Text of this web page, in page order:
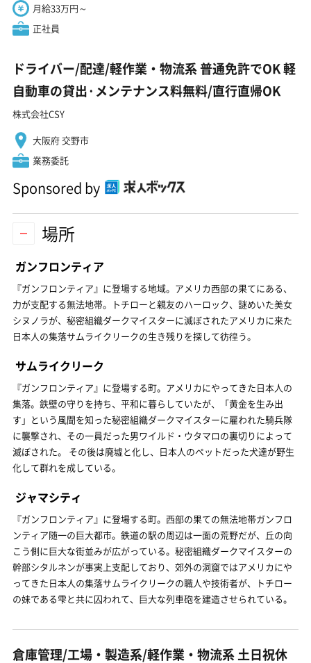
月給33万円～
正社員
ドライバー/配達/軽作業・物流系 普通免許でOK 軽
自動車の貸出·メンテナンス料無料/直行直帰OK
株式会社CSY
大阪府 交野市
業務委託
Sponsored by
場所
ガンフロンティア
『ガンフロンティア』に登場する地域。アメリカ西部の果てにある、
力が支配する無法地帯。トチローと親友のハーロック、謎めいた美女
シヌノラが、秘密組織ダークマイスターに滅ぼされたアメリカに来た
日本人の集落サムライクリークの生き残りを探して彷徨う。
サムライクリーク
『ガンフロンティア』に登場する町。アメリカにやってきた日本人の
集落。鉄壁の守りを持ち、平和に暮らしていたが、「黄金を生み出
す」という風聞を知った秘密組織ダークマイスターに雇われた騎兵隊
に襲撃され、その一員だった男ワイルド・ウタマロの裏切りによって
滅ぼされた。 その後は廃墟と化し、日本人のペットだった犬達が野生
化して群れを成している。
ジャマシティ
『ガンフロンティア』に登場する町。西部の果ての無法地帯ガンフロ
ンティア随一の巨大都市。鉄道の駅の周辺は一面の荒野だが、丘の向
こう側に巨大な街並みが広がっている。秘密組織ダークマイスターの
幹部シタルネンが事実上支配しており、郊外の洞窟ではアメリカにや
ってきた日本人の集落サムライクリークの職人や技術者が、トチロー
の妹である雫と共に囚われて、巨大な列車砲を建造させられている。
倉庫管理/工場・製造系/軽作業・物流系 土日祝休